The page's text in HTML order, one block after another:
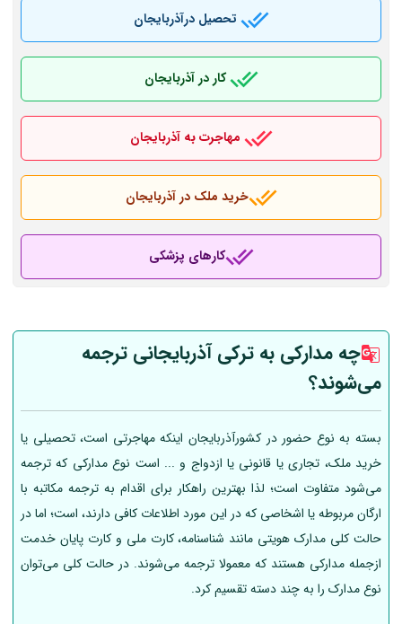
تحصیل درآذربایجان
کار در آذربایجان
مهاجرت به آذربایجان
خرید ملک در آذربایجان
کارهای پزشکی
چه مدارکی به ترکی آذربایجانی ترجمه
می‌شوند؟
بسته به نوع حضور در کشورآذربایجان اینکه مهاجرتی است، تحصیلی یا
خرید ملک، تجاری یا قانونی یا ازدواج و ... است نوع مدارکی که ترجمه
می‌شود متفاوت است؛ لذا بهترین راهکار برای اقدام به ترجمه مکاتبه با
ارگان مربوطه یا اشخاصی که در این مورد اطلاعات کافی دارند، است؛ اما در
حالت کلی مدارک هویتی مانند شناسنامه، کارت ملی و کارت پایان خدمت
ازجمله مدارکی هستند که معمولا ترجمه می‌شوند. در حالت کلی می‌توان
نوع مدارک را به چند دسته تقسیم کرد.